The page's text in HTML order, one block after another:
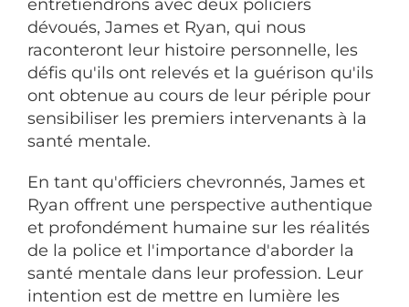
entretiendrons avec deux policiers
dévoués, James et Ryan, qui nous
raconteront leur histoire personnelle, les
défis qu'ils ont relevés et la guérison qu'ils
ont obtenue au cours de leur périple pour
sensibiliser les premiers intervenants à la
santé mentale.
En tant qu'officiers chevronnés, James et
Ryan offrent une perspective authentique
et profondément humaine sur les réalités
de la police et l'importance d'aborder la
santé mentale dans leur profession. Leur
intention est de mettre en lumière les